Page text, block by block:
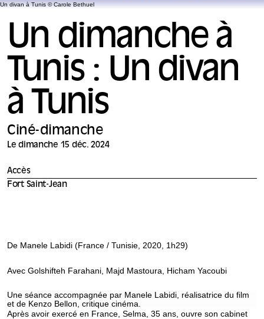
Un divan à Tunis © Carole Bethuel
Un dimanche à
Tunis : Un divan
à Tunis
Ciné-dimanche
Le dimanche 15 déc. 2024
Accès
Fort Saint-Jean
De Manele Labidi (France / Tunisie, 2020, 1h29)
Avec Golshifteh Farahani, Majd Mastoura, Hicham Yacoubi
Une séance accompagnée par Manele Labidi, réalisatrice du film
et de Kenzo Bellon, critique cinéma.
Après avoir exercé en France, Selma, 35 ans, ouvre son cabinet